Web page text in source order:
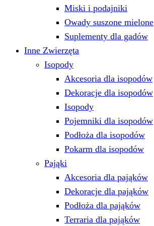
Miski i podajniki
Owady suszone mielone
Suplementy dla gadów
Inne Zwierzęta
Isopody
Akcesoria dla isopodów
Dekoracje dla isopodów
Isopody
Pojemniki dla isopodów
Podłoża dla isopodów
Pokarm dla isopodów
Pająki
Akcesoria dla pająków
Dekoracje dla pająków
Podłoża dla pająków
Terraria dla pająków